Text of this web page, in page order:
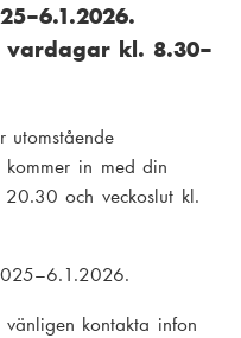
kl. 8.30–
in med din
och veckoslut kl.
kontakta infon